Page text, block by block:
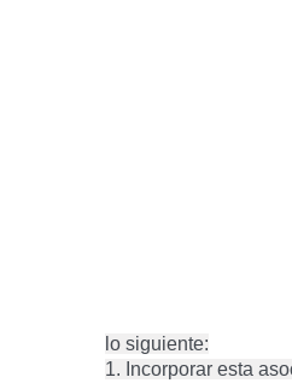
lo siguiente:
1. Incorporar esta